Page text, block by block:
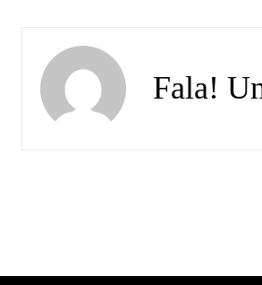
Fala!